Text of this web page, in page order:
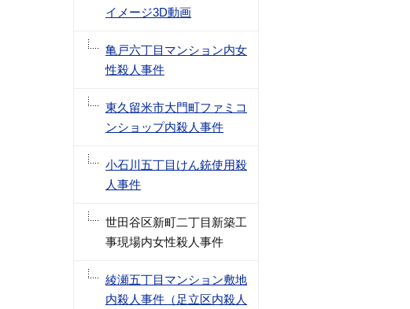
イメージ3D動画
亀戸六丁目マンション内女
性殺人事件
東久留米市大門町ファミコ
ンショップ内殺人事件
小石川五丁目けん銃使用殺
人事件
世田谷区新町二丁目新築工
事現場内女性殺人事件
綾瀬五丁目マンション敷地
内殺人事件（足立区内殺人